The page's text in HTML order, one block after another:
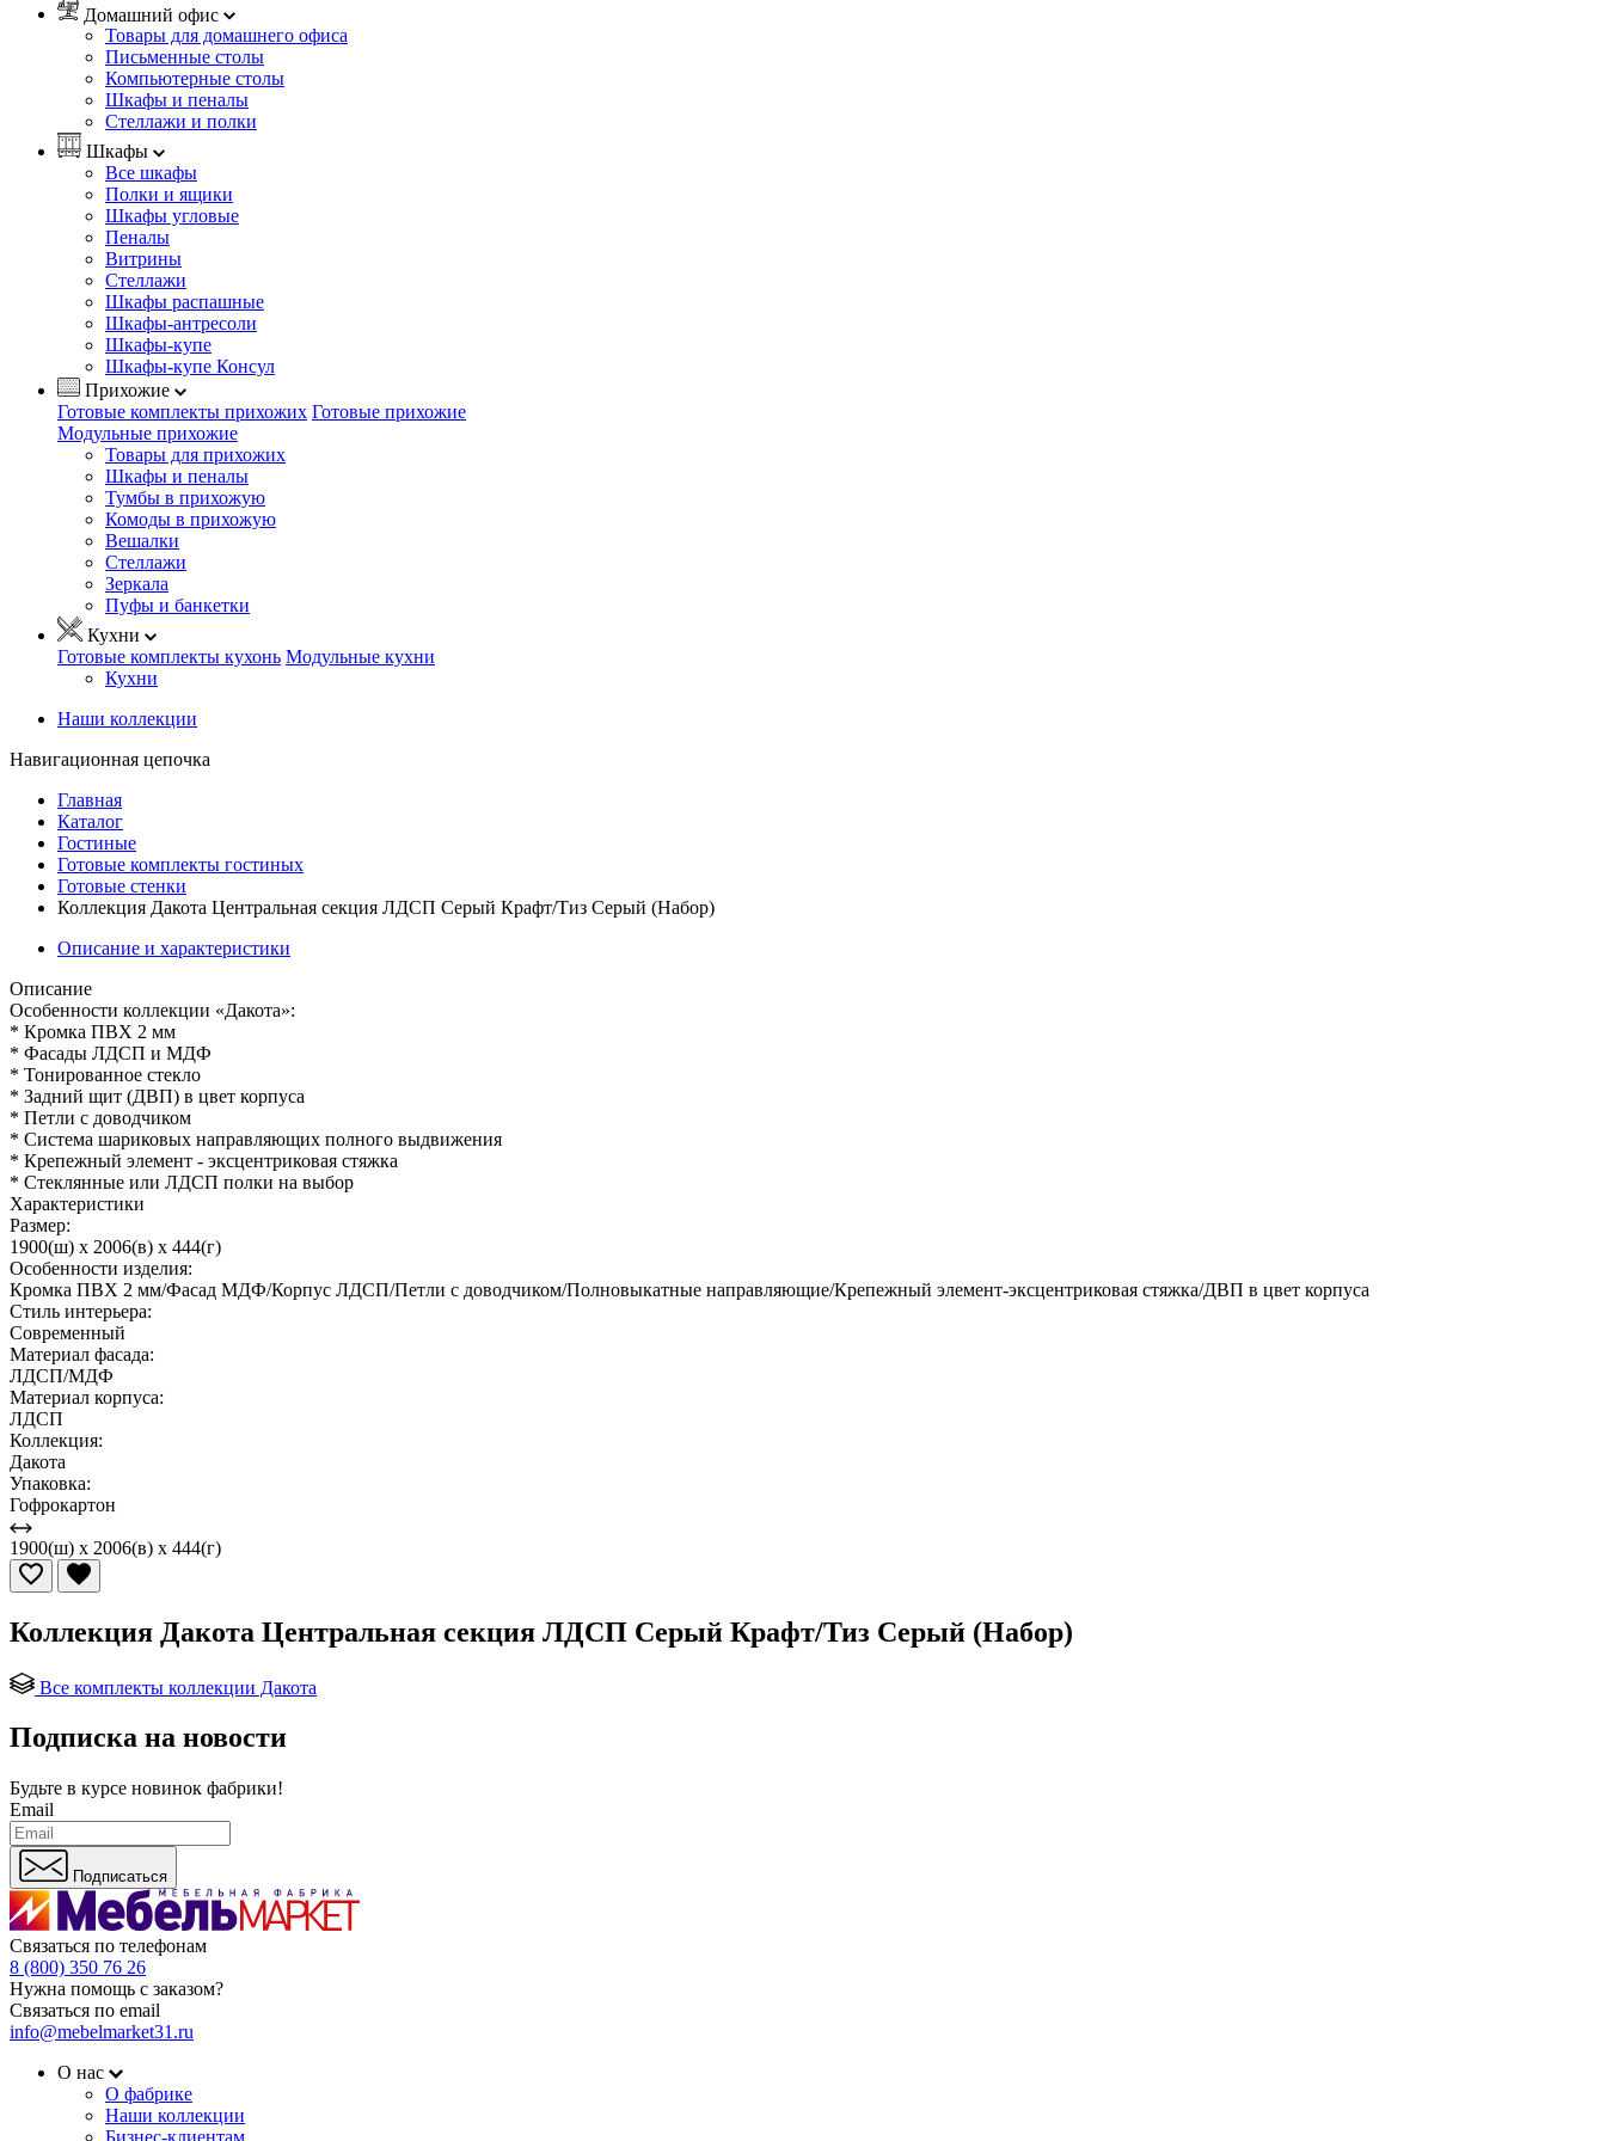
Домашний офис
Товары для домашнего офиса
Письменные столы
Компьютерные столы
Шкафы и пеналы
Стеллажи и полки
Шкафы
Все шкафы
Полки и ящики
Шкафы угловые
Пеналы
Витрины
Стеллажи
Шкафы распашные
Шкафы-антресоли
Шкафы-купе
Шкафы-купе Консул
Прихожие
Готовые комплекты прихожих Готовые прихожие
Модульные прихожие
Товары для прихожих
Шкафы и пеналы
Тумбы в прихожую
Комоды в прихожую
Вешалки
Стеллажи
Зеркала
Пуфы и банкетки
Кухни
Готовые комплекты кухонь Модульные кухни
Кухни
Наши коллекции
Навигационная цепочка
Главная
Каталог
Гостиные
Готовые комплекты гостиных
Готовые стенки
Коллекция Дакота Центральная секция ЛДСП Серый Крафт/Тиз Серый (Набор)
Описание и характеристики
Описание
Особенности коллекции «Дакота»:
* Кромка ПВХ 2 мм
* Фасады ЛДСП и МДФ
* Тонированное стекло
* Задний щит (ДВП) в цвет корпуса
* Петли с доводчиком
* Система шариковых направляющих полного выдвижения
* Крепежный элемент - эксцентриковая стяжка
* Стеклянные или ЛДСП полки на выбор
Характеристики
Размер:
1900(ш) x 2006(в) x 444(г)
Особенности изделия:
Кромка ПВХ 2 мм/Фасад МДФ/Корпус ЛДСП/Петли с доводчиком/Полновыкатные направляющие/Крепежный элемент-эксцентриковая стяжка/ДВП в цвет корпуса
Стиль интерьера:
Современный
Материал фасада:
ЛДСП/МДФ
Материал корпуса:
ЛДСП
Коллекция:
Дакота
Упаковка:
Гофрокартон
1900(ш) x 2006(в) x 444(г)
Коллекция Дакота Центральная секция ЛДСП Серый Крафт/Тиз Серый (Набор)
Все комплекты коллекции Дакота
Подписка на новости
Будьте в курсе новинок фабрики!
Email
Подписаться
Связаться по телефонам
8 (800) 350 76 26
Нужна помощь с заказом?
Связаться по email
info@mebelmarket31.ru
О нас
О фабрике
Наши коллекции